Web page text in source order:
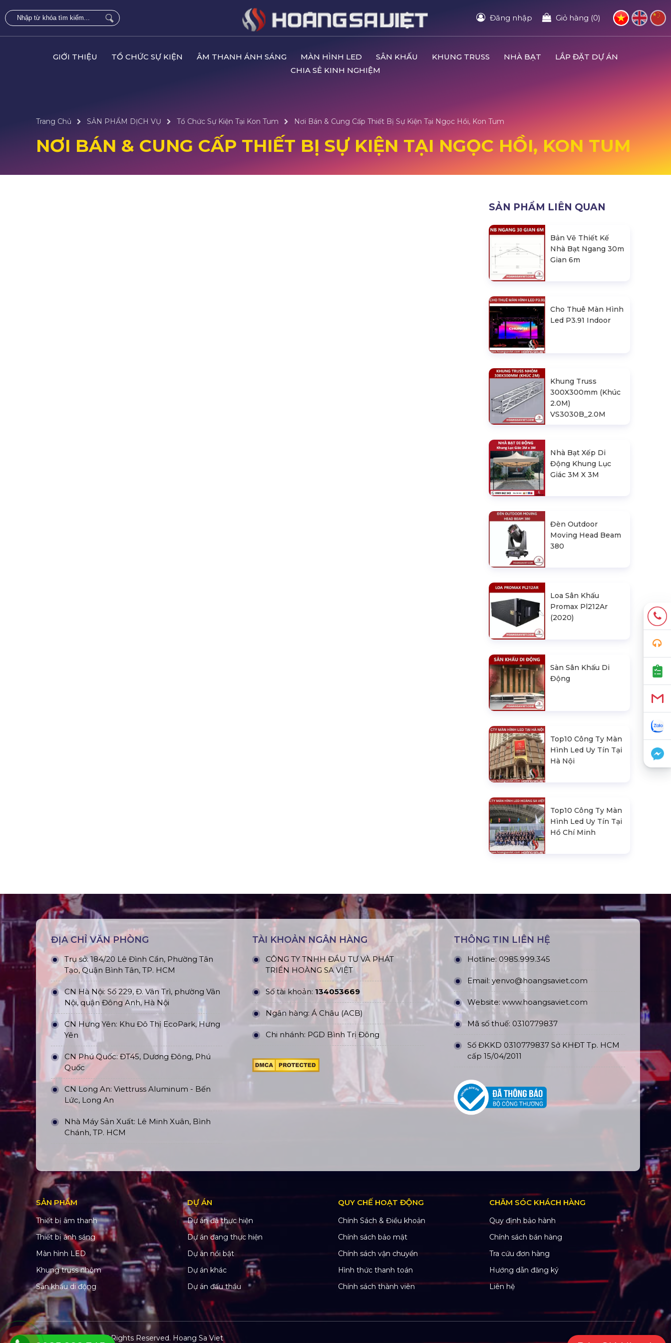
Đăng nhập Giỏ hàng (0)
GIỚI THIỆU TỔ CHỨC SỰ KIỆN ÂM THANH ÁNH SÁNG MÀN HÌNH LED SÂN KHẤU KHUNG TRUSS NHÀ BẠT
LẮP ĐẶT DỰ ÁN
CHIA SẺ KINH NGHIỆM
Trang Chủ SẢN PHẨM DỊCH VỤ Tổ Chức Sự Kiện Tại Kon Tum Nơi Bán & Cung Cấp Thiết Bị Sự Kiện Tại Ngọc Hồi, Kon Tum
NƠI BÁN & CUNG CẤP THIẾT BỊ SỰ KIỆN TẠI NGỌC HỒI, KON TUM
SẢN PHẨM LIÊN QUAN
Bản Vẽ Thiết Kế
Nhà Bạt Ngang 30m
Gian 6m
Cho Thuê Màn Hình
Led P3.91 Indoor
Khung Truss
300X300mm (Khúc
2.0M)
VS3030B_2.0M
Nhà Bạt Xếp Di
Động Khung Lục
Giác 3M X 3M
Đèn Outdoor
Moving Head Beam
380
Loa Sân Khấu
Promax Pl212Ar
(2020)
Sàn Sân Khấu Di
Động
Top10 Công Ty Màn
Hình Led Uy Tín Tại
Hà Nội
Top10 Công Ty Màn
Hình Led Uy Tín Tại
Hồ Chí Minh
ĐỊA CHỈ VĂN PHÒNG
Trụ sở: 184/20 Lê Đình Cẩn, Phường Tân
Tạo, Quận Bình Tân, TP. HCM
CN Hà Nội: Số 229, Đ. Vân Trì, phường Vân
Nội, quận Đông Anh, Hà Nội
CN Hưng Yên: Khu Đô Thị EcoPark, Hưng
Yên
CN Phú Quốc: ĐT45, Dương Đông, Phú
Quốc
CN Long An: Viettruss Aluminum - Bến
Lức, Long An
Nhà Máy Sản Xuất: Lê Minh Xuân, Bình
Chánh, TP. HCM
TÀI KHOẢN NGÂN HÀNG
CÔNG TY TNHH ĐẦU TƯ VÀ PHÁT
TRIỂN HOÀNG SA VIỆT
Số tài khoản: 134053669
Ngân hàng: Á Châu (ACB)
Chi nhánh: PGD Bình Trị Đông
THÔNG TIN LIÊN HỆ
Hotline: 0985.999.345
Email: yenvo@hoangsaviet.com
Website: www.hoangsaviet.com
Mã số thuế: 0310779837
Số ĐKKD 0310779837 Sở KHĐT Tp. HCM
cấp 15/04/2011
SẢN PHẨM
Thiết bị âm thanh
Thiết bị ánh sáng
Màn hình LED
Khung truss nhôm
Sân khấu di động
DỰ ÁN
Dự án đã thực hiện
Dự án đang thực hiện
Dự án nổi bật
Dự án khác
Dự án đấu thầu
QUY CHẾ HOẠT ĐỘNG
Chính Sách & Điều khoản
Chính sách bảo mật
Chính sách vận chuyển
Hình thức thanh toán
Chính sách thành viên
CHĂM SÓC KHÁCH HÀNG
Quy định bảo hành
Chính sách bán hàng
Tra cứu đơn hàng
Hướng dẫn đăng ký
Liên hệ
© Copyright 2022. All Rights Reserved. Hoang Sa Viet